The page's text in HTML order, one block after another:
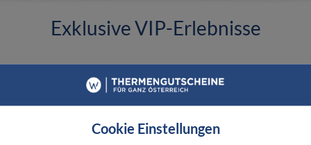
Exklusive VIP-Erlebnisse
Gast bei ausgesuchten Thermen- und Hotelpartnern.
du in den Genuss von VIP-Packages mit
Cookie Einstellungen